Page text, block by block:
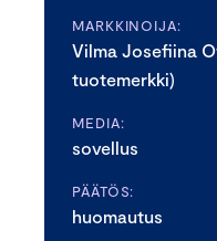
MARKKINOIJA:
Vilma Josefiina
tuotemerkki)
MEDIA:
sovellus
PÄÄTÖS:
huomautus